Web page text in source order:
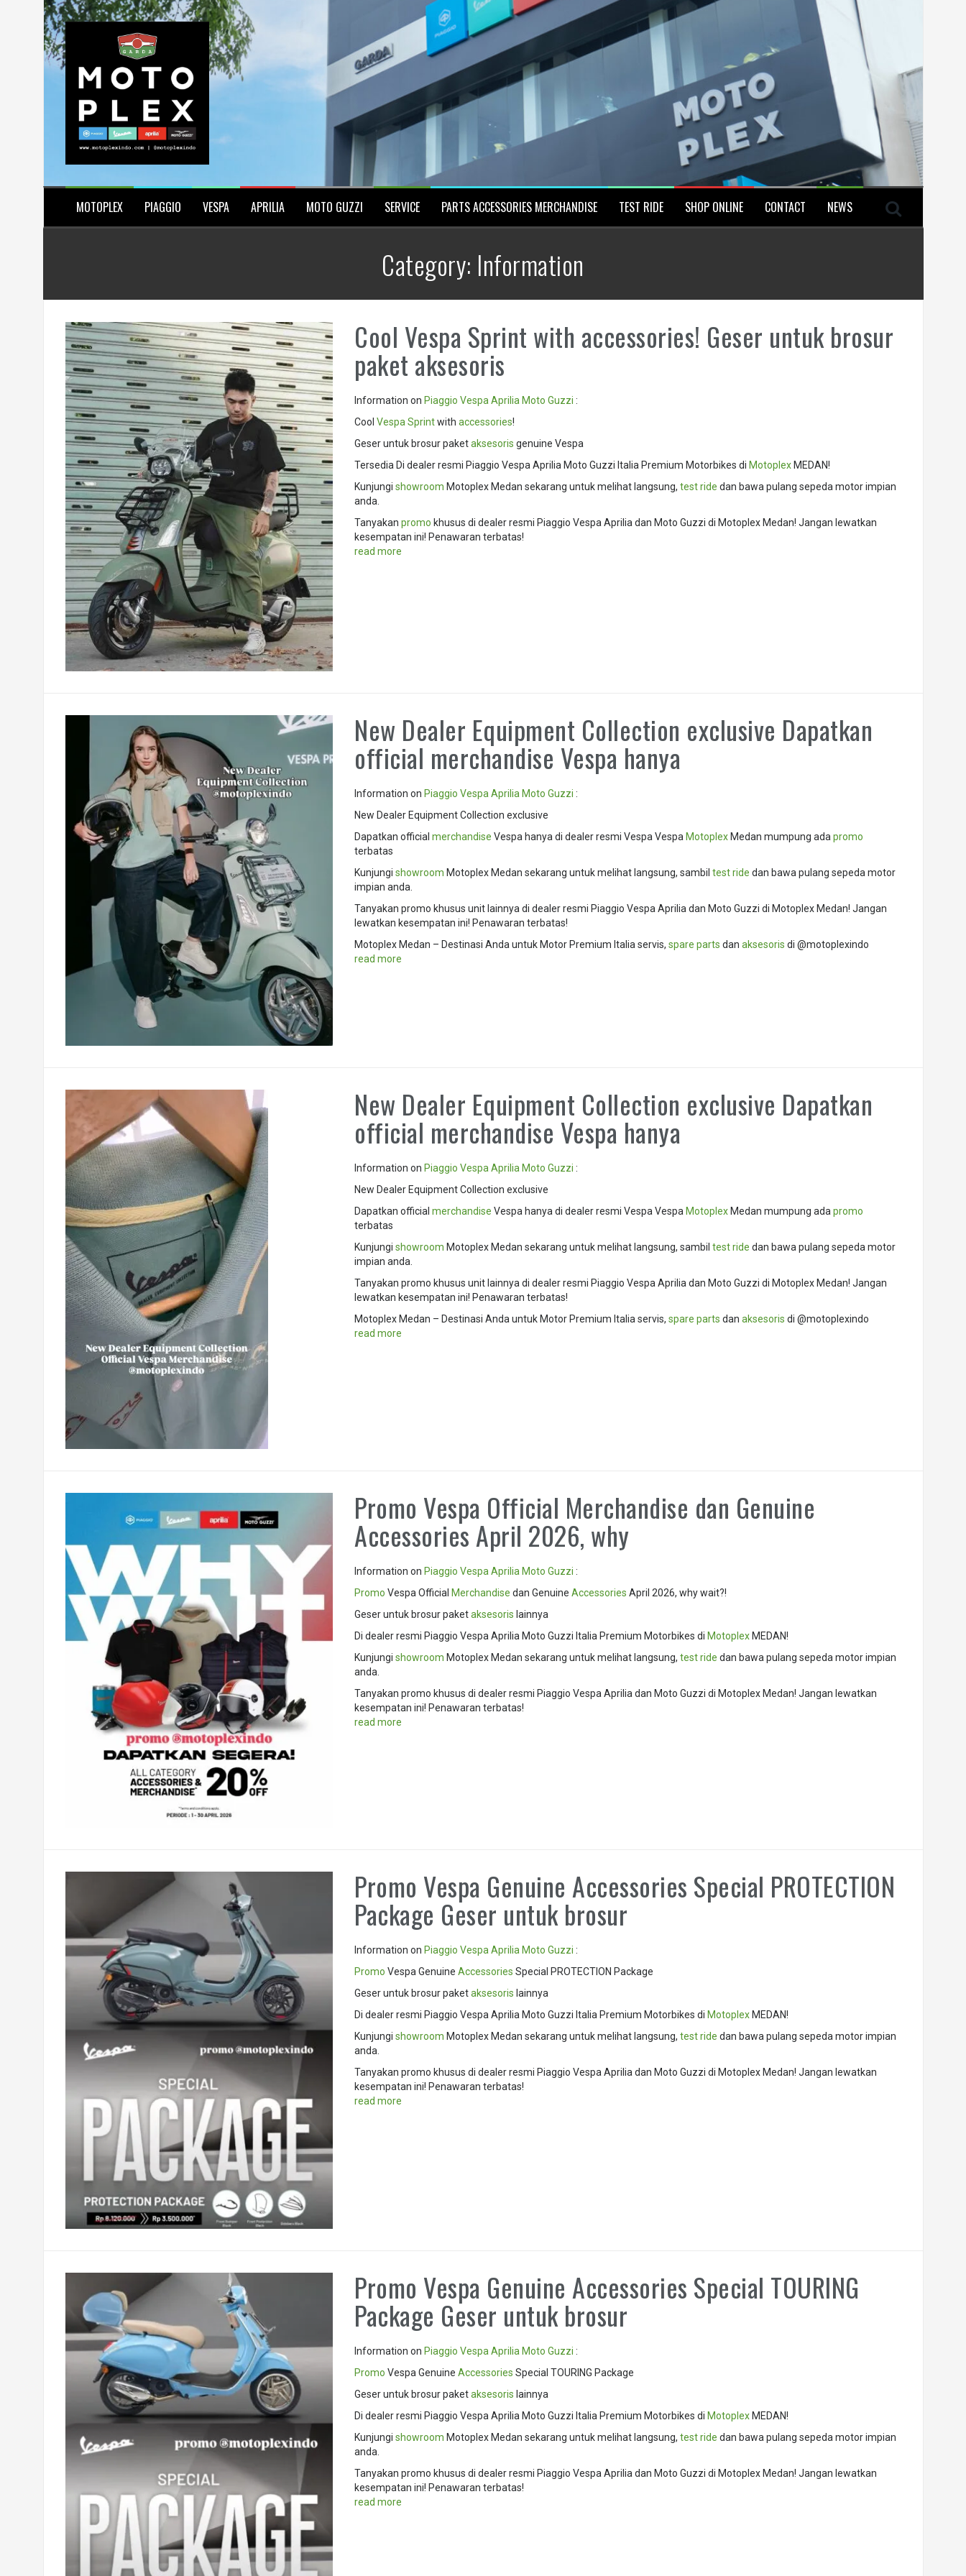
MOTOPLEX PIAGGIO VESPA APRILIA MOTO GUZZI SERVICE PARTS ACCESSORIES MERCHANDISE TEST RIDE SHOP ONLINE CONTACT NEWS
Category: Information
Cool Vespa Sprint with accessories! Geser untuk brosur
paket aksesoris
Information on Piaggio Vespa Aprilia Moto Guzzi :
CoolVespa Sprintwithaccessories!
Geser untuk brosur paketaksesoris genuine Vespa
Tersedia Di dealer resmi Piaggio Vespa Aprilia Moto Guzzi Italia Premium Motorbikes di Motoplex MEDAN!
Kunjungishowroom Motoplex Medan sekarang untuk melihat langsung,test ride dan bawa pulang sepeda motor impian
anda.
Tanyakanpromo khusus di dealer resmi Piaggio Vespa Aprilia dan Moto Guzzi di Motoplex Medan! Jangan lewatkan
kesempatan ini! Penawaran terbatas!
read more
New Dealer Equipment Collection exclusive Dapatkan
official merchandise Vespa hanya
Information on Piaggio VespaAprilia Moto Guzzi :
New Dealer Equipment Collection exclusive
Dapatkan officialmerchandise Vespa hanya di dealer resmi Vespa Vespa Motoplex Medan mumpung adapromo
terbatas
Kunjungishowroom Motoplex Medan sekarang untuk melihat langsung, sambiltest ride dan bawa pulang sepeda motor
impian anda.
Tanyakan promo khusus unit lainnya di dealer resmi Piaggio Vespa Aprilia dan Moto Guzzi di Motoplex Medan! Jangan
lewatkan kesempatan ini! Penawaran terbatas!
Motoplex Medan – Destinasi Anda untuk Motor Premium Italia servis,spare parts danaksesoris di @motoplexindo
read more
New Dealer Equipment Collection exclusive Dapatkan
official merchandise Vespa hanya
Information on Piaggio VespaAprilia Moto Guzzi :
New Dealer Equipment Collection exclusive
Dapatkan officialmerchandise Vespa hanya di dealer resmi Vespa Vespa Motoplex Medan mumpung adapromo
terbatas
Kunjungishowroom Motoplex Medan sekarang untuk melihat langsung, sambiltest ride dan bawa pulang sepeda motor
impian anda.
Tanyakan promo khusus unit lainnya di dealer resmi Piaggio Vespa Aprilia dan Moto Guzzi di Motoplex Medan! Jangan
lewatkan kesempatan ini! Penawaran terbatas!
Motoplex Medan – Destinasi Anda untuk Motor Premium Italia servis,spare parts danaksesoris di @motoplexindo
read more
Promo Vespa Official Merchandise dan Genuine
Accessories April 2026, why
Information on Piaggio VespaAprilia Moto Guzzi :
Promo Vespa Official Merchandise dan GenuineAccessories April 2026, why wait?!
Geser untuk brosur paketaksesoris lainnya
Di dealer resmi Piaggio Vespa Aprilia Moto Guzzi Italia Premium Motorbikes di Motoplex MEDAN!
Kunjungishowroom Motoplex Medan sekarang untuk melihat langsung,test ride dan bawa pulang sepeda motor impian
anda.
Tanyakan promo khusus di dealer resmi Piaggio Vespa Aprilia dan Moto Guzzi di Motoplex Medan! Jangan lewatkan
kesempatan ini! Penawaran terbatas!
read more
Promo Vespa Genuine Accessories Special PROTECTION
Package Geser untuk brosur
Information on Piaggio Vespa Aprilia Moto Guzzi :
Promo Vespa GenuineAccessories Special PROTECTION Package
Geser untuk brosur paketaksesoris lainnya
Di dealer resmi Piaggio Vespa Aprilia Moto Guzzi Italia Premium Motorbikes di Motoplex MEDAN!
Kunjungishowroom Motoplex Medan sekarang untuk melihat langsung,test ride dan bawa pulang sepeda motor impian
anda.
Tanyakan promo khusus di dealer resmi Piaggio Vespa Aprilia dan Moto Guzzi di Motoplex Medan! Jangan lewatkan
kesempatan ini! Penawaran terbatas!
read more
Promo Vespa Genuine Accessories Special TOURING
Package Geser untuk brosur
Information on Piaggio Vespa Aprilia Moto Guzzi :
Promo Vespa GenuineAccessories Special TOURING Package
Geser untuk brosur paketaksesoris lainnya
Di dealer resmi Piaggio Vespa Aprilia Moto Guzzi Italia Premium Motorbikes di Motoplex MEDAN!
Kunjungishowroom Motoplex Medan sekarang untuk melihat langsung,test ride dan bawa pulang sepeda motor impian
anda.
Tanyakan promo khusus di dealer resmi Piaggio Vespa Aprilia dan Moto Guzzi di Motoplex Medan! Jangan lewatkan
kesempatan ini! Penawaran terbatas!
read more
Posts